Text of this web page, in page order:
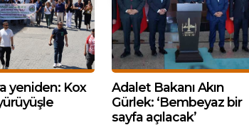
yeniden: Kox
Adalet Bakanı Akın
Gürlek: ‘Bembeyaz bir
sayfa açılacak’